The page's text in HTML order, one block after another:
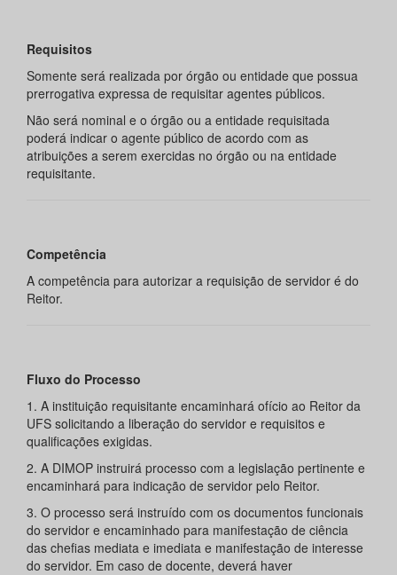
Requisitos
Somente será realizada por órgão ou entidade que possua
prerrogativa expressa de requisitar agentes públicos.
Não será nominal e o órgão ou a entidade requisitada
poderá indicar o agente público de acordo com as
atribuições a serem exercidas no órgão ou na entidade
requisitante.
Competência
A competência para autorizar a requisição de servidor é do
Reitor.
Fluxo do Processo
1. A instituição requisitante encaminhará ofício ao Reitor da
UFS solicitando a liberação do servidor e requisitos e
qualificações exigidas.
2. A DIMOP instruirá processo com a legislação pertinente e
encaminhará para indicação de servidor pelo Reitor.
3. O processo será instruído com os documentos funcionais
do servidor e encaminhado para manifestação de ciência
das chefias mediata e imediata e manifestação de interesse
do servidor. Em caso de docente, deverá haver